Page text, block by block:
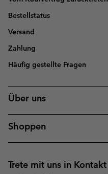
Bestellstatus
Versand
Zahlung
Häufig gestellte Fragen
Über uns
Shoppen
Trete mit uns in Kontakt